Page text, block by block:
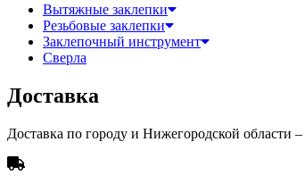
Вытяжные заклепки
Резьбовые заклепки
Заклепочный инструмент
Сверла
Доставка
Доставка по городу и Нижегородской области –